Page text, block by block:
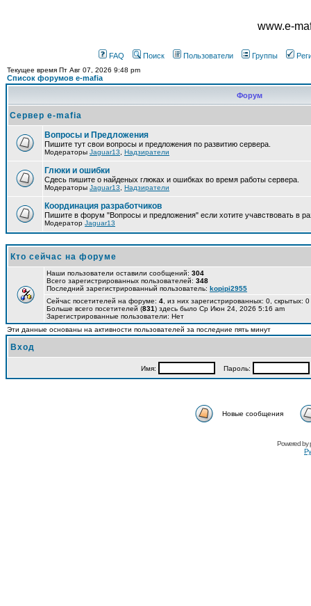
www.e-
FAQ Поиск Пользователи Группы
Текущее время Пт Авг 07, 2026 9:48 pm
Список форумов e-mafia
Форум
Сервер e-mafia
Вопросы и Предложения
Пишите тут свои вопросы и предложения по развитию сервера.
Модераторы Jaguar13 Надзиратели
Глюки и ошибки
Сдесь пишите о найденых глюках и ошибках во время работы сервера.
Модераторы Jaguar13 Надзиратели
Координация разработчиков
Пишите в форум "Вопросы и предложения" если хотите учавствовать в
Модератор Jaguar13
Кто сейчас на форуме
Наши пользователи оставили сообщений: 304
Всего зарегистрированных пользователей: 348
Последний зарегистрированный пользователь: kopipi2955
Сейчас посетителей на форуме: 4 , из них зарегистрированных: 0, скрытых:
Больше всего посетителей (831) здесь было Ср Июн 24, 2026 5:16 am
Зарегистрированные пользователи: Нет
Эти данные основаны на активности пользователей за последние пять минут
Вход
Имя: Пароль:
Новые сообщения
Powered by